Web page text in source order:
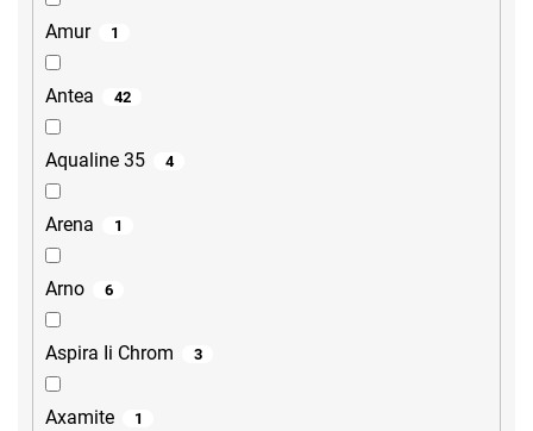
Amur 1
Antea 42
Aqualine 35 4
Arena 1
Arno 6
Aspira Ii Chrom 3
Axamite 1